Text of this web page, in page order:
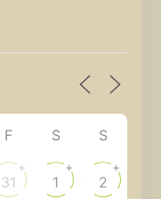
F S S
31
+
1
+
2
+